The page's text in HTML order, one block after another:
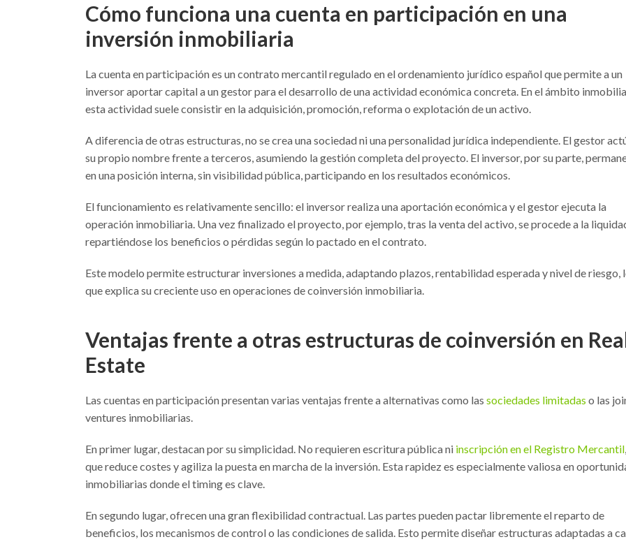
Cómo funciona una cuenta en participación en una
inversión inmobiliaria
La cuenta en participación es un contrato mercantil regulado en el ordenamiento jurídico español que permite a un
inversor aportar capital a un gestor para el desarrollo de una actividad económica concreta. En el ámbito
esta actividad suele consistir en la adquisición, promoción, reforma o explotación de un activo.
A diferencia de otras estructuras, no se crea una sociedad ni una personalidad jurídica independiente. El gestor
su propio nombre frente a terceros, asumiendo la gestión completa del proyecto. El inversor, por su parte,
en una posición interna, sin visibilidad pública, participando en los resultados económicos.
El funcionamiento es relativamente sencillo: el inversor realiza una aportación económica y el gestor ejecuta la
operación inmobiliaria. Una vez finalizado el proyecto, por ejemplo, tras la venta del activo, se procede a la
repartiéndose los beneficios o pérdidas según lo pactado en el contrato.
Este modelo permite estructurar inversiones a medida, adaptando plazos, rentabilidad esperada y nivel de riesgo,
que explica su creciente uso en operaciones de coinversión inmobiliaria.
Ventajas frente a otras estructuras de coinversión en
Estate
Las cuentas en participación presentan varias ventajas frente a alternativas como las sociedades limitadas o las
ventures inmobiliarias.
En primer lugar, destacan por su simplicidad. No requieren escritura pública ni inscripción en el Registro Mercantil
que reduce costes y agiliza la puesta en marcha de la inversión. Esta rapidez es especialmente valiosa en
inmobiliarias donde el timing es clave.
En segundo lugar, ofrecen una gran flexibilidad contractual. Las partes pueden pactar libremente el reparto de
beneficios, los mecanismos de control o las condiciones de salida. Esto permite diseñar estructuras adaptadas a